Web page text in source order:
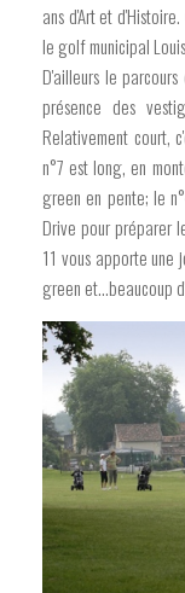
ans d'Art et
le golf municipal
D'ailleurs le
présence des
Relativement court,
n°7 est long, en
green en pente; le
Drive pour préparer
11 vous apporte une
green et...beaucoup